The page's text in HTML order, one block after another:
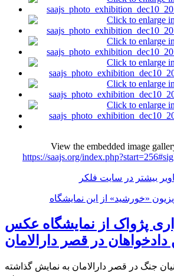
View the embedded image
https://saajs.org/
بیشتر در سایت فلکر
«خورشید» از این نمایشگاه
پژواک از نمایشگاه عکس
دادخواهان در قصر دارالامان
جنگ در قصر دارالامان به نمايش گذاشته